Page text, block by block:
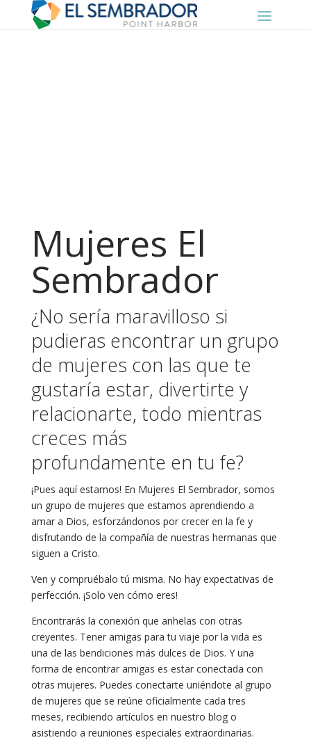
Mujeres El
Sembrador
¿No sería maravilloso si
pudieras encontrar un grupo
de mujeres con las que te
gustaría estar, divertirte y
relacionarte, todo mientras
creces más
profundamente en tu fe?
¡Pues aquí estamos! En Mujeres El Sembrador, somos
un grupo de mujeres que estamos aprendiendo a
amar a Dios, esforzándonos por crecer en la fe y
disfrutando de la compañía de nuestras hermanas que
siguen a Cristo.
Ven y compruébalo tú misma. No hay expectativas de
perfección. ¡Solo ven cómo eres!
Encontrarás la conexión que anhelas con otras
creyentes. Tener amigas para tu viaje por la vida es
una de las bendiciones más dulces de Dios. Y una
forma de encontrar amigas es estar conectada con
otras mujeres. Puedes conectarte uniéndote al grupo
de mujeres que se reúne oficialmente cada tres
meses, recibiendo artículos en nuestro blog o
asistiendo a reuniones especiales extraordinarias.